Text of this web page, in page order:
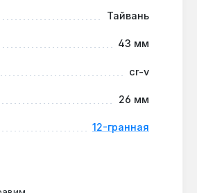
Тайвань
43 мм
cr-v
26 мм
12-гранная